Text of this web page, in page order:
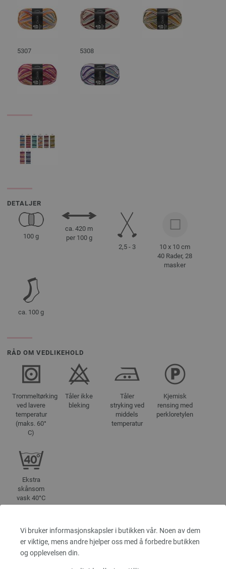
Vi bruker informasjonskapsler i butikken vår. Noen av dem
er viktige, mens andre hjelper oss med å forbedre butikken
og opplevelsen din.
5307 5308
DETALJER
100 g
ca. 420 m
per 100 g
2,5 - 3
10 x 10 cm
40 Rader, 28
masker
ca. 100 g
RÅD OM VEDLIKEHOLD
Trommeltørking
ved lavere
temperatur
(maks. 60°
C)
Tåler ikke
bleking
Tåler
stryking ved
middels
temperatur
Kjemisk
rensing med
perkloretylen
Ekstra
skånsom
vask 40°C
FARGE
5301 | EAN: 4033493409766